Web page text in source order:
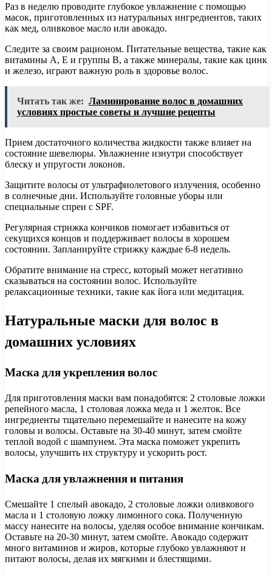
Раз в неделю проводите глубокое увлажнение с помощью
масок, приготовленных из натуральных ингредиентов, таких
как мед, оливковое масло или авокадо.
Следите за своим рационом. Питательные вещества, такие как
витамины А, Е и группы В, а также минералы, такие как цинк
и железо, играют важную роль в здоровье волос.
Читать так же: Ламинирование волос в домашних
условиях простые советы и лучшие рецепты
Прием достаточного количества жидкости также влияет на
состояние шевелюры. Увлажнение изнутри способствует
блеску и упругости локонов.
Защитите волосы от ультрафиолетового излучения, особенно
в солнечные дни. Используйте головные уборы или
специальные спреи с SPF.
Регулярная стрижка кончиков помогает избавиться от
секущихся концов и поддерживает волосы в хорошем
состоянии. Запланируйте стрижку каждые 6-8 недель.
Обратите внимание на стресс, который может негативно
сказываться на состоянии волос. Используйте
релаксационные техники, такие как йога или медитация.
Натуральные маски для волос в
домашних условиях
Маска для укрепления волос
Для приготовления маски вам понадобятся: 2 столовые ложки
репейного масла, 1 столовая ложка меда и 1 желток. Все
ингредиенты тщательно перемешайте и нанесите на кожу
головы и волосы. Оставьте на 30-40 минут, затем смойте
теплой водой с шампунем. Эта маска поможет укрепить
волосы, улучшить их структуру и ускорить рост.
Маска для увлажнения и питания
Смешайте 1 спелый авокадо, 2 столовые ложки оливкового
масла и 1 столовую ложку лимонного сока. Полученную
массу нанесите на волосы, уделяя особое внимание кончикам.
Оставьте на 20-30 минут, затем смойте. Авокадо содержит
много витаминов и жиров, которые глубоко увлажняют и
питают волосы, делая их мягкими и блестящими.